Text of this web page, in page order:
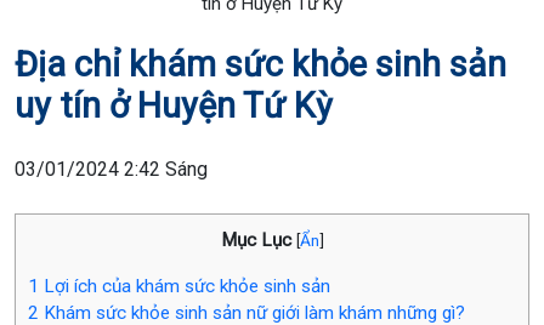
Địa chỉ khám sức khỏe sinh sản
uy tín ở Huyện Tứ Kỳ
03/01/2024 2:42 Sáng
Mục Lục [Ẩn]
1 Lợi ích của khám sức khỏe sinh sản
2 Khám sức khỏe sinh sản nữ giới làm khám những gì?